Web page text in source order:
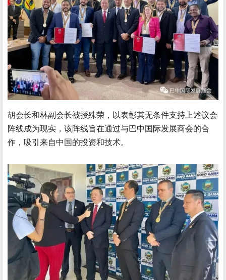
胡会长和林副会长被授殊荣，以表彰其无条件支持上述议会
阵线成为现实，该阵线旨在通过与巴中国际发展商会的合
作，吸引来自中国的投资和技术。